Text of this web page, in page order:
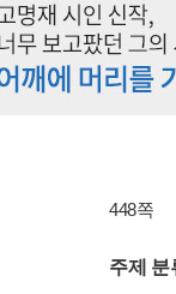
448쪽
주제 분